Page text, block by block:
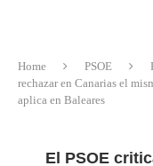
Home PSOE
rechazar en Canarias el
aplica en Baleares
El PSOE